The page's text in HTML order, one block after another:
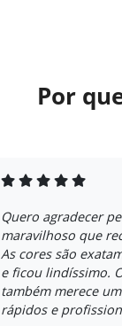
Por
Quero agradecer
maravilhoso que
As cores são
e ficou lindíssimo.
também merece
rápidos e